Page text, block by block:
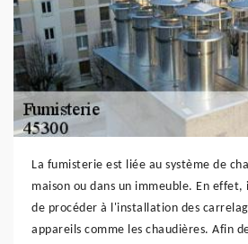
La fumisterie est liée au système de
maison ou dans un immeuble. En
de procéder à l'installation des
appareils comme les chaudières. Afin